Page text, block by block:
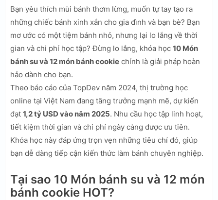
Bạn yêu thích mùi bánh thơm lừng, muốn tự tay tạo ra
những chiếc bánh xinh xắn cho gia đình và bạn bè? Bạn
mơ ước có một tiệm bánh nhỏ, nhưng lại lo lắng về thời
gian và chi phí học tập? Đừng lo lắng, khóa học 10 Món
bánh su và 12 món bánh cookie chính là giải pháp hoàn
hảo dành cho bạn.
Theo báo cáo của TopDev năm 2024, thị trường học
online tại Việt Nam đang tăng trưởng mạnh mẽ, dự kiến
đạt 1,2 tỷ USD vào năm 2025. Nhu cầu học tập linh hoạt,
tiết kiệm thời gian và chi phí ngày càng được ưu tiên.
Khóa học này đáp ứng trọn vẹn những tiêu chí đó, giúp
bạn dễ dàng tiếp cận kiến thức làm bánh chuyên nghiệp.
Tại sao 10 Món bánh su và 12 món
bánh cookie HOT?